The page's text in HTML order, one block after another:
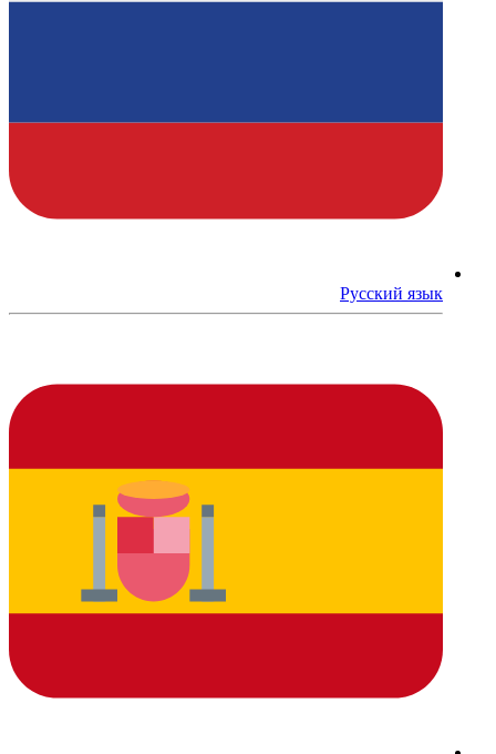
Русский язык